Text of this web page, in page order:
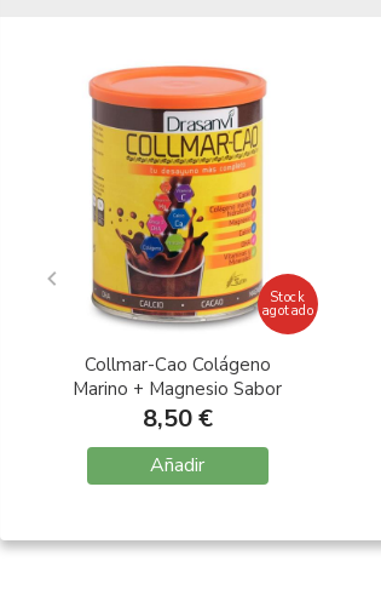
Stock
agotado
Collmar-Cao Colágeno
Marino + Magnesio Sabor
Cacao 300gr
8,50 €
Añadir
Item